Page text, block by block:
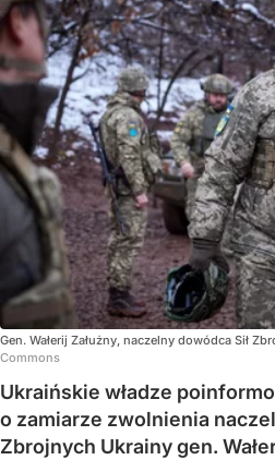
Gen. Wałerij Załużny, naczelny dowódca Sił
Commons
Ukraińskie władze
o zamiarze zwolnienia
Zbrojnych Ukrainy gen.